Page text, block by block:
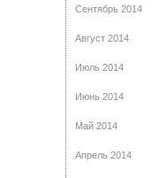
Сентябрь 2014
Август 2014
Июль 2014
Июнь 2014
Май 2014
Апрель 2014